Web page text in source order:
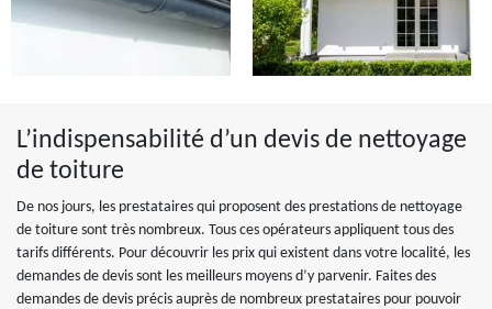
L’indispensabilité d’un devis de nettoyage
de toiture
De nos jours, les prestataires qui proposent des prestations de nettoyage
de toiture sont très nombreux. Tous ces opérateurs appliquent tous des
tarifs différents. Pour découvrir les prix qui existent dans votre localité, les
demandes de devis sont les meilleurs moyens d’y parvenir. Faites des
demandes de devis précis auprès de nombreux prestataires pour pouvoir